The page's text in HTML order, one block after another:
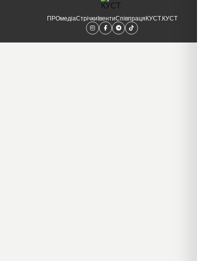
ПРОмедіаСтрічки ІвентиСпівпраця КУСТ.КУСТ